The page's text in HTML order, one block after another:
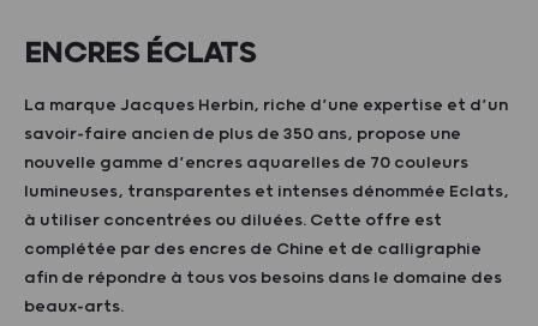
ENCRES ÉCLATS
La marque Jacques Herbin, riche d’une expertise et d’un
savoir-faire ancien de plus de 350 ans, propose une
nouvelle gamme d’encres aquarelles de 70 couleurs
lumineuses, transparentes et intenses dénommée Eclats,
à utiliser concentrées ou diluées. Cette offre est
complétée par des encres de Chine et de calligraphie
afin de répondre à tous vos besoins dans le domaine des
beaux-arts.